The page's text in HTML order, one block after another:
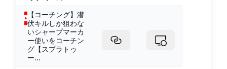
【コーチング】潜
伏キルしか狙わな
いシャープマーカ
ー使いをコーチン
グ【スプラトゥ
ー...